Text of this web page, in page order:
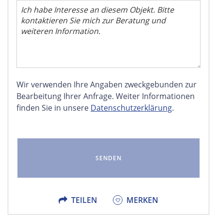
Wir verwenden Ihre Angaben zweckgebunden zur
Bearbeitung Ihrer Anfrage. Weiter Informationen
finden Sie in unsere Datenschutzerklärung.
TEILEN
FACEBOOK
X
MERKEN